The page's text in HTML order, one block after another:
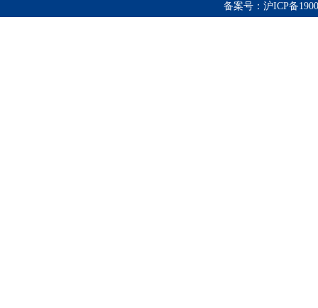
药品稳定性试验箱
备案号： 沪ICP备